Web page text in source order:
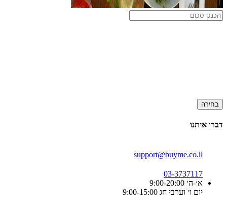
בחירה
דברו איתנו
support@buyme.co.il
03-3737117
א׳-ה׳ 9:00-20:00
יום ו׳ וערבי חג 9:00-15:00